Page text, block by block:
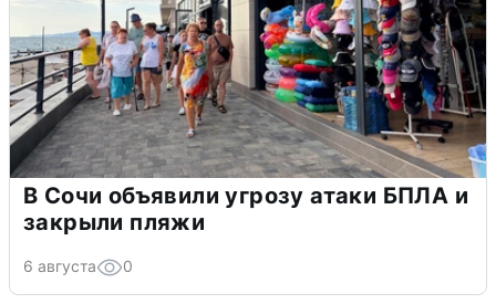
В Сочи объявили угрозу атаки БПЛА и
закрыли пляжи
6 августа 0